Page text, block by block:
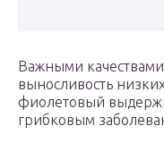
Важными
выносливость
фиолетовый
грибковым